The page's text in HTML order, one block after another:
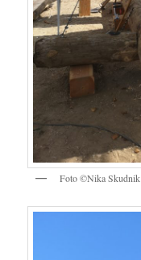
Foto ©Nika Skudnik